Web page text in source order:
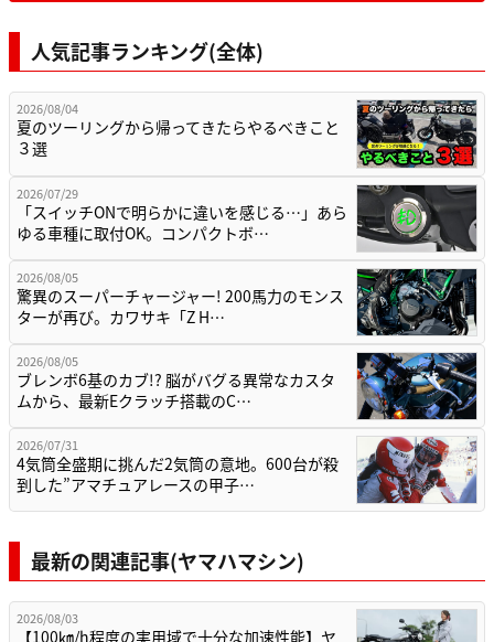
人気記事ランキング(全体)
2026/08/04
夏のツーリングから帰ってきたらやるべきこと
３選
2026/07/29
「スイッチONで明らかに違いを感じる…」あら
ゆる車種に取付OK。コンパクトボ…
2026/08/05
驚異のスーパーチャージャー! 200馬力のモンス
ターが再び。カワサキ「Z H…
2026/08/05
ブレンボ6基のカブ!? 脳がバグる異常なカスタ
ムから、最新Eクラッチ搭載のC…
2026/07/31
4気筒全盛期に挑んだ2気筒の意地。600台が殺
到した”アマチュアレースの甲子…
最新の関連記事(ヤマハマシン)
2026/08/03
【100㎞/h程度の実用域で十分な加速性能】ヤ